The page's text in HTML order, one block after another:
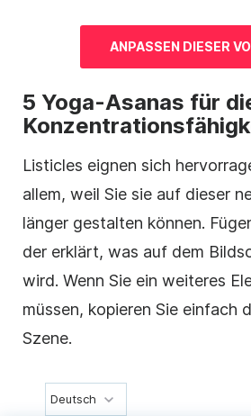
ANPASSEN DIESER
5 Yoga-Asanas für
Listicles eignen sich
allem, weil Sie sie auf dieser
länger gestalten können.
der erklärt, was auf dem
wird. Wenn Sie ein weiteres
müssen, kopieren Sie einfach
Szene.
Deutsch